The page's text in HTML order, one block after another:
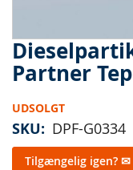
Partner
UDSOLGT
SKU DPF-G0334
Tilgængelig igen? ✉
Gå
til
starten
billedgalleriet